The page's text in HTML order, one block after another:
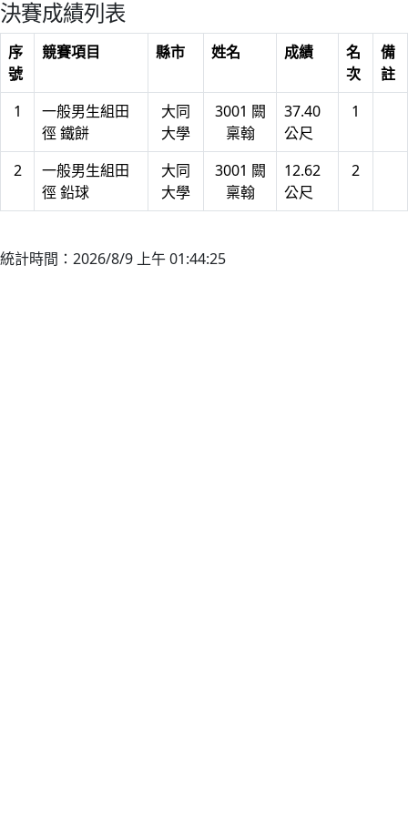
決賽成績列表
序
號
競賽項目 縣市 姓名 成績
名
次
備
註
1
一般男生組田
徑 鐵餅
大同
大學
3001 闕
稟翰
37.40
公尺
1
2
一般男生組田
徑 鉛球
大同
大學
3001 闕
稟翰
12.62
公尺
2
統計時間：2026/8/9 上午 01:44:25